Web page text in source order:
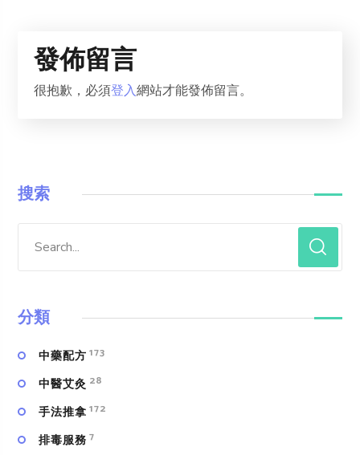
發佈留言
很抱歉，必須登入網站才能發佈留言。
搜索
分類
中藥配方 173
中醫艾灸 28
手法推拿 172
排毒服務 7